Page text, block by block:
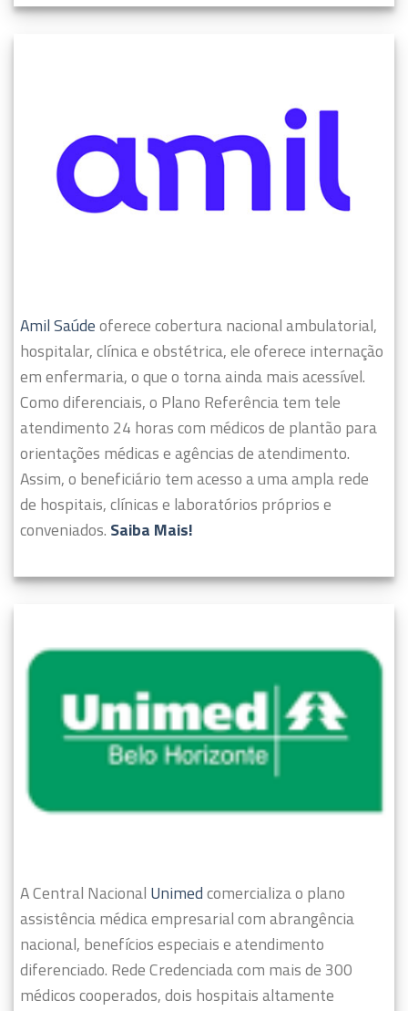
Amil Saúdeoferece cobertura nacional ambulatorial,
hospitalar, clínica e obstétrica, ele oferece internação
em enfermaria, o que o torna ainda mais acessível.
Como diferenciais, o Plano Referência tem tele
atendimento 24 horas com médicos de plantão para
orientações médicas e agências de atendimento.
Assim, o beneficiário tem acesso a uma ampla rede
de hospitais, clínicas e laboratórios próprios e
conveniados. Saiba Mais!
A Central Nacional Unimedcomercializa o plano
assistência médica empresarial com abrangência
nacional, benefícios especiais e atendimento
diferenciado. Rede Credenciada com mais de 300
médicos cooperados, dois hospitais altamente